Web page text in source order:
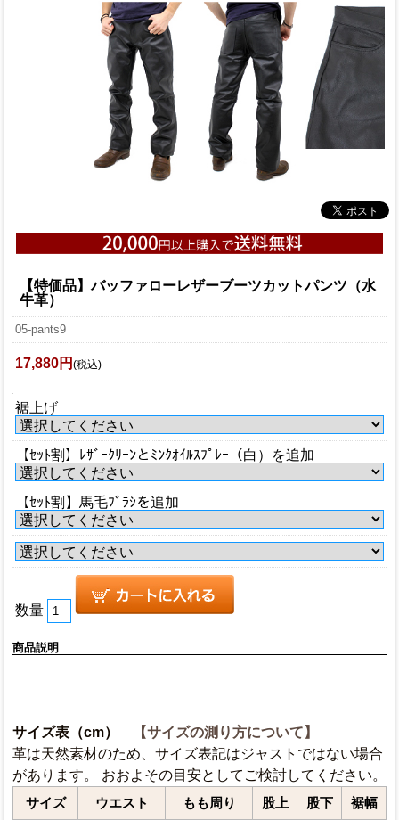
【特価品】バッファローレザーブーツカットパンツ（水
牛革）
05-pants9
17,880円 (税込)
裾上げ
【ｾｯﾄ割】ﾚｻﾞｰｸﾘｰﾝとﾐﾝｸｵｲﾙｽﾌﾟﾚｰ（白）を追加
【ｾｯﾄ割】馬毛ﾌﾞﾗｼを追加
数量
商品説明
サイズ表（cm）
【サイズの測り方について】
革は天然素材のため、サイズ表記はジャストではない場合
があります。 おおよその目安としてご検討してください。
サイズ ウエスト もも周り 股上 股下 裾幅